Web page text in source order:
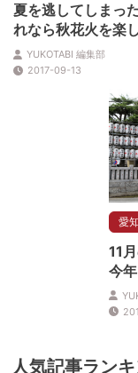
夏を逃してしまっ
れなら秋花火を楽
10・11月全国おす
大会
YUKOTABI 編集部
2017-09-13
愛
11
今
え
人気記事ラン